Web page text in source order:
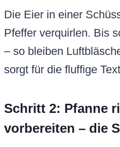
Die Eier in einer
Pfeffer verquirlen. Bis
– so bleiben
sorgt für die fluffige
Schritt 2: Pfanne
vorbereiten – die